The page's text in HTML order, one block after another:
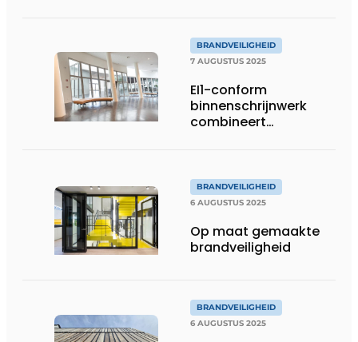
BRANDVEILIGHEID
7 AUGUSTUS 2025
EI1-conform
binnenschrijnwerk
combineert
BRANDVEILIGHEID
6 AUGUSTUS 2025
Op maat gemaakte
brandveiligheid
BRANDVEILIGHEID
6 AUGUSTUS 2025